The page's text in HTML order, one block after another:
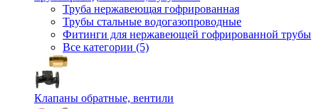
Труба нержавеющая гофрированная
Трубы стальные водогазопроводные
Фитинги для нержавеющей гофрированной трубы
Все категории (5)
Клапаны обратные, вентили